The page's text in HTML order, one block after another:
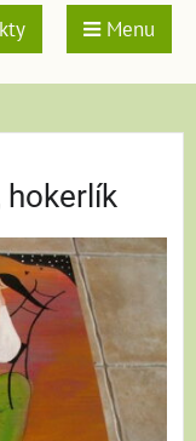
Menu
hokerlík